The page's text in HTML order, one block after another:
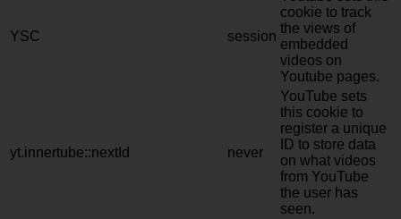
YSC session
cookie to track
the views of
embedded
videos on
Youtube pages.
yt.innertube::nextId never
YouTube sets
this cookie to
register a unique
ID to store data
on what videos
from YouTube
the user has
seen.